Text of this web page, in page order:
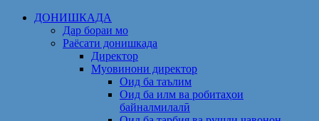
Skip
ДОНИШКАДА
Дар бораи мо
Раёсати донишкада
Директор
Муовинони директор
Оид ба таълим
Оид ба илм ва робитаҳои
байналмилалӣ